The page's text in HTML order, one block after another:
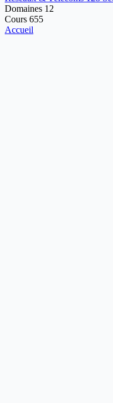
Domaines 12
Cours 655
Accueil